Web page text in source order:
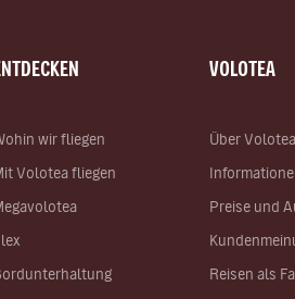
wir fliegen
Volotea fliegen
VOLOTEA
Über Volotea
Preise und
Reisen als